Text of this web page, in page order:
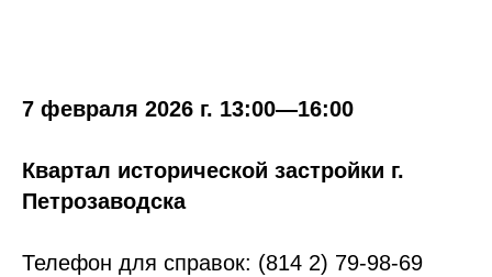
7 февраля 2026 г. 13:00—16:00
Квартал исторической застройки г.
Петрозаводска
Телефон для справок: (814 2) 79-98-69